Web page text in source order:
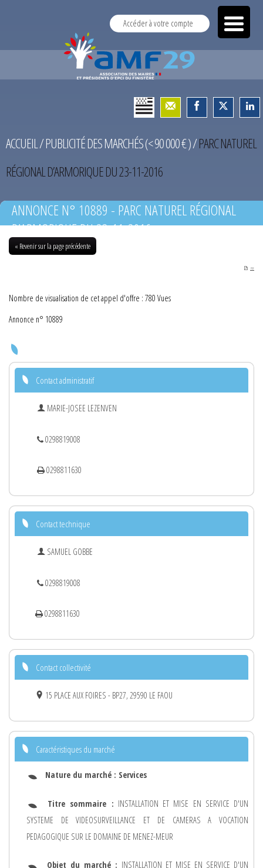
Accéder à votre compte
ACCUEIL/PUBLICITÉ DES MARCHÉS (< 90 000 € )/PARC NATUREL
RÉGIONAL D’ARMORIQUE DU 23-11-2016
ANNONCE N° 10889 - PARC NATUREL RÉGIONAL
D’ARMORIQUE DU 23-11-2016
« Revenir sur la page précédente
PDF
Nombre de visualisation de cet appel d'offre : 780 Vues
Annonce n° 10889
Contact administratif
MARIE-JOSEE LEZENVEN
0298819008
0298811630
Contact technique
SAMUEL GOBBE
0298819008
0298811630
Contact collectivité
15 PLACE AUX FOIRES - BP27, 29590 LE FAOU
Caractéristiques du marché
Nature du marché : Services
Titre sommaire : INSTALLATION ET MISE EN SERVICE D'UN
SYSTEME DE VIDEOSURVEILLANCE ET DE CAMERAS A VOCATION
PEDAGOGIQUE SUR LE DOMAINE DE MENEZ-MEUR
Objet du marché : INSTALLATION ET MISE EN SERVICE D'UN